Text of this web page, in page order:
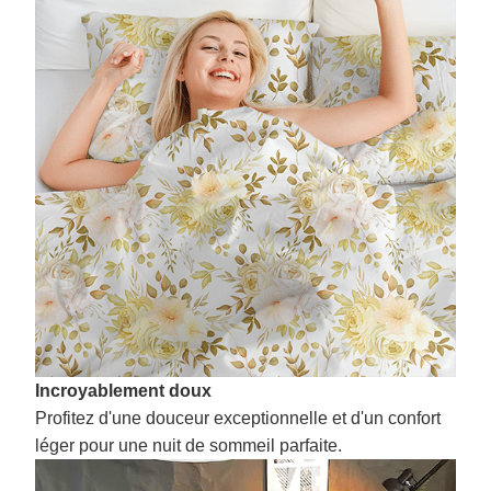
Incroyablement doux
Profitez d'une douceur exceptionnelle et d'un confort
léger pour une nuit de sommeil parfaite.